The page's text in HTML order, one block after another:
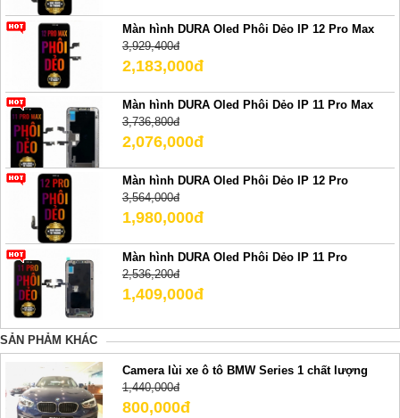
Màn hình DURA Oled Phôi Dẻo IP 12 Pro Max
3,929,400đ
2,183,000đ
Màn hình DURA Oled Phôi Dẻo IP 11 Pro Max
3,736,800đ
2,076,000đ
Màn hình DURA Oled Phôi Dẻo IP 12 Pro
3,564,000đ
1,980,000đ
Màn hình DURA Oled Phôi Dẻo IP 11 Pro
2,536,200đ
1,409,000đ
SẢN PHẢM KHÁC
Camera lùi xe ô tô BMW Series 1 chất lượng
1,440,000đ
800,000đ